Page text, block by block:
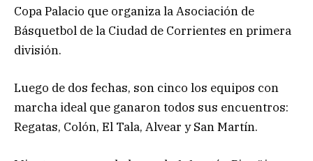
Copa Palacio que organiza la Asociación de
Básquetbol de la Ciudad de Corrientes en primera
división.
Luego de dos fechas, son cinco los equipos con
marcha ideal que ganaron todos sus encuentros:
Regatas, Colón, El Tala, Alvear y San Martín.